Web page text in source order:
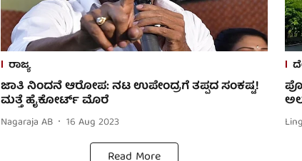
ರಾಜ್ಯ
ಜಾತಿ ನಿಂದನೆ ಆರೋಪ: ನಟ ಉಪೇಂದ್ರಗೆ ತಪ್ಪದ ಸಂಕಷ್ಟ!
ಮತ್ತೆ ಹೈಕೋರ್ಟ್‌ ಮೊರೆ
Nagaraja AB 16 Aug 2023